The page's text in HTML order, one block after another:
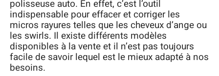
polisseuse auto. En effet, c’est l’outil
indispensable pour effacer et corriger les
micros rayures telles que les cheveux d’ange ou
les swirls. Il existe différents modèles
disponibles à la vente et il n’est pas toujours
facile de savoir lequel est le mieux adapté à nos
besoins.